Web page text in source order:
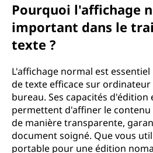
Pourquoi l'affichage
important dans le
texte ?
L'affichage normal est
de texte efficace sur
bureau. Ses capacités d'édition
permettent d'affiner le
de manière transparente,
document soigné. Que vous
portable pour une édition